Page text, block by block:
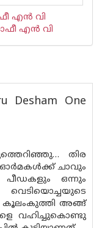
എന്‍ വി
എന്‍ വി
Desham One
തിര
ഓർമകൾക്ക് ചാവും
ഒന്നും
കൂലംകുത്തി അങ്ങ്
വഹിച്ചുകൊണ്ടു